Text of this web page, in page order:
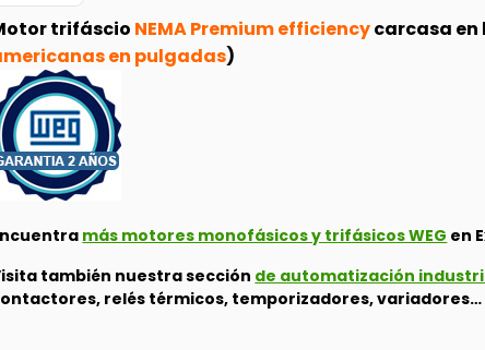
trifáscio NEMA Premium efficiencycarcasa en
en pulgadas)
más motores monofásicos y trifásicos WEG en
también nuestra sección de automatización
relés térmicos, temporizadores, variadores…